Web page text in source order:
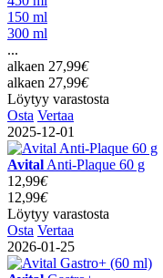
150 ml
300 ml
...
alkaen 27,99€
alkaen 27,99€
Löytyy varastosta
Osta Vertaa
2025-12-01
Avital Anti-Plaque 60 g
12,99€
12,99€
Löytyy varastosta
Osta Vertaa
2026-01-25